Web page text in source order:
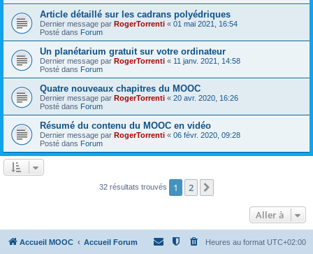
Article détaillé sur les cadrans polyédriques
Dernier message par RogerTorrenti « 01 mai 2021, 16:54
Posté dans Forum
Un planétarium gratuit sur votre ordinateur
Dernier message par RogerTorrenti « 11 janv. 2021, 14:58
Posté dans Forum
Quatre nouveaux chapitres du MOOC
Dernier message par RogerTorrenti « 20 avr. 2020, 16:26
Posté dans Forum
Résumé du contenu du MOOC en vidéo
Dernier message par RogerTorrenti « 06 févr. 2020, 09:28
Posté dans Forum
32 résultats trouvés 1 2
Aller à
Accueil MOOC Accueil Forum Heures au format UTC+02:00